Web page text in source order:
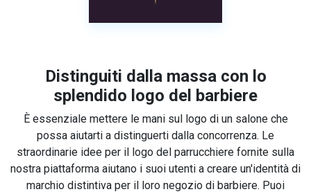
Distinguiti dalla massa con lo
splendido logo del barbiere
È essenziale mettere le mani sul logo di un salone che
possa aiutarti a distinguerti dalla concorrenza. Le
straordinarie idee per il logo del parrucchiere fornite sulla
nostra piattaforma aiutano i suoi utenti a creare un'identità di
marchio distintiva per il loro negozio di barbiere. Puoi